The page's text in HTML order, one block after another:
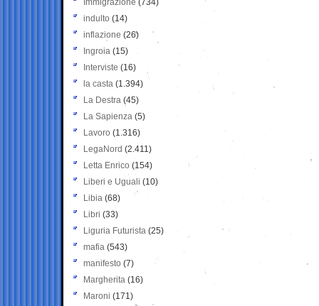
Immigrazione (734)
indulto (14)
inflazione (26)
Ingroia (15)
Interviste (16)
la casta (1.394)
La Destra (45)
La Sapienza (5)
Lavoro (1.316)
LegaNord (2.411)
Letta Enrico (154)
Liberi e Uguali (10)
Libia (68)
Libri (33)
Liguria Futurista (25)
mafia (543)
manifesto (7)
Margherita (16)
Maroni (171)